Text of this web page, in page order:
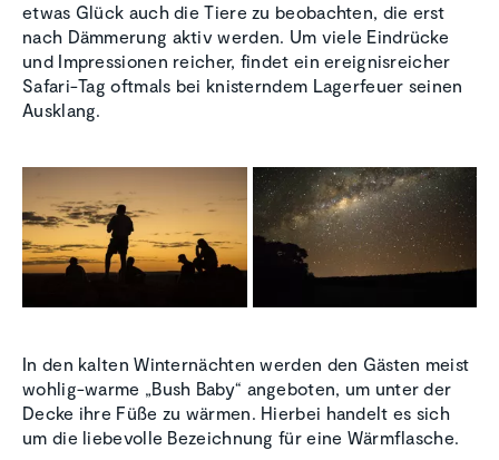
etwas Glück auch die Tiere zu beobachten, die erst
nach Dämmerung aktiv werden. Um viele Eindrücke
und Impressionen reicher, findet ein ereignisreicher
Safari-Tag oftmals bei knisterndem Lagerfeuer seinen
Ausklang.
In den kalten Winternächten werden den Gästen meist
wohlig-warme „Bush Baby“ angeboten, um unter der
Decke ihre Füße zu wärmen. Hierbei handelt es sich
um die liebevolle Bezeichnung für eine Wärmflasche.